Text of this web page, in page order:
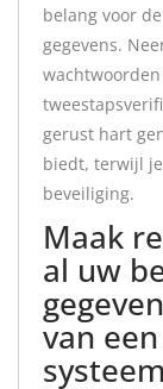
belang voor
gegevens.
gerust hart
biedt, terwijl
beveiliging.
Maak
al uw
van